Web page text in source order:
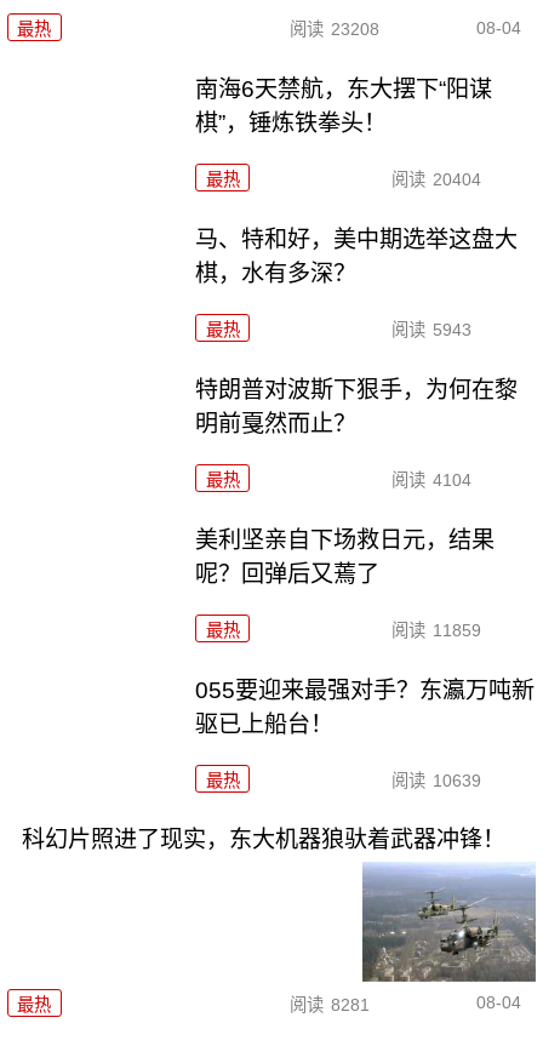
最热 阅读 23208 08-04
南海6天禁航，东大摆下“阳谋
棋”，锤炼铁拳头！
最热 阅读 20404
马、特和好，美中期选举这盘大
棋，水有多深？
最热 阅读 5943
特朗普对波斯下狠手，为何在黎
明前戛然而止？
最热 阅读 4104
美利坚亲自下场救日元，结果
呢？回弹后又蔫了
最热 阅读 11859
055要迎来最强对手？东瀛万吨新
驱已上船台！
最热 阅读 10639
科幻片照进了现实，东大机器狼驮着武器冲锋！
最热 阅读 8281 08-04